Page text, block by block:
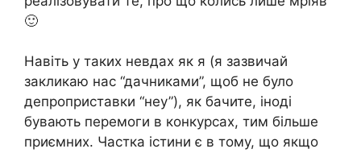
🙂
Навіть у таких невдах як я (я зазвичай
закликаю нас “дачниками”, щоб не було
депроприставки “неу”), як бачите, іноді
бувають перемоги в конкурсах, тим більше
приємних. Частка істини є в тому, що якщо